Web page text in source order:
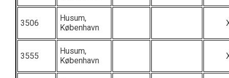
3506
Husum,
København
3555
Husum,
København